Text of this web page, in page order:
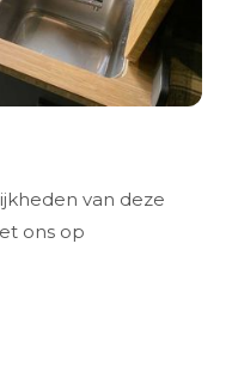
van deze
ons op